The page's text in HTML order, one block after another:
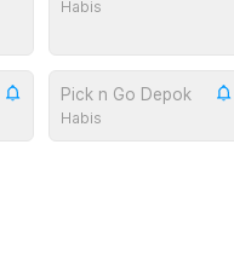
Habis
Pick n Go Depok
Habis